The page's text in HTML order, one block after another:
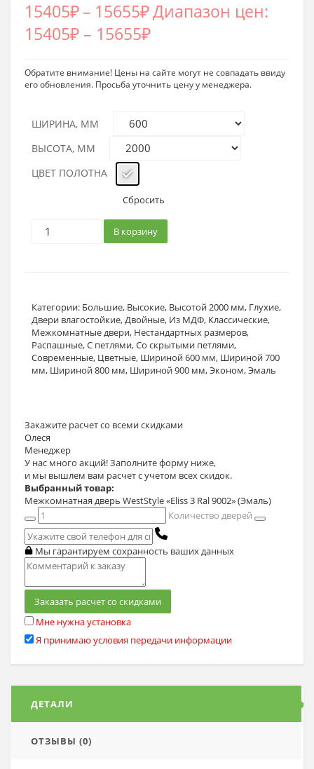
15405₽– 15655₽Диапазон цен:
15405₽ – 15655₽
Обратите внимание! Цены на сайте могут не совпадать ввиду
его обновления. Просьба уточнить цену у менеджера.
ШИРИНА, ММ
ВЫСОТА, ММ
ЦВЕТ ПОЛОТНА
Сбросить
В корзину
Категории: Большие, Высокие, Высотой 2000 мм, Глухие,
Двери влагостойкие, Двойные, Из МДФ, Классические,
Межкомнатные двери, Нестандартных размеров,
Распашные,С петлями,Со скрытыми петлями,
Современные, Цветные, Шириной 600 мм, Шириной 700
мм, Шириной 800 мм, Шириной 900 мм,Эконом,Эмаль
Закажите расчетсо всеми скидками
Олеся
Менеджер
У нас много акций! Заполните форму ниже,
и мы вышлем вам расчет с учетом всех скидок.
Выбранный товар:
Межкомнатная дверь WestStyle «Eliss 3 Ral 9002» (Эмаль)
Количество дверей
Мы гарантируем сохранность ваших данных
Заказать расчет со скидками
Мне нужна установка
Я принимаю условия передачи информации
ДЕТАЛИ
ОТЗЫВЫ (0)